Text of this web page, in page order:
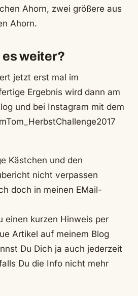
Ahorn, zwei größere aus
Ahorn.
es weiter?
jetzt erst mal im
Ergebnis wird dann am
und bei Instagram mit dem
Kästchen und den
nicht verpassen
doch in meinen EMail-
einen kurzen Hinweis per
Artikel auf meinem Blog
Du Dich ja auch jederzeit
Du die Info nicht mehr